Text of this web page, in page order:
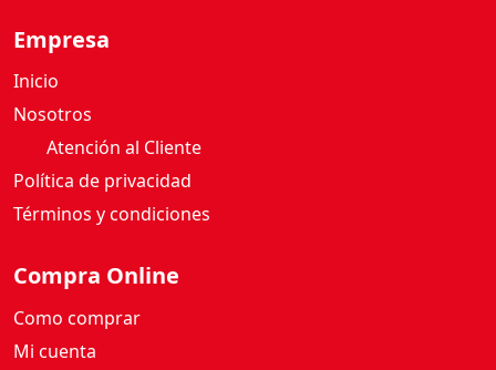
Empresa
Inicio
Nosotros
Atención al Cliente
Política de privacidad
Términos y condiciones
Compra Online
Como comprar
Mi cuenta